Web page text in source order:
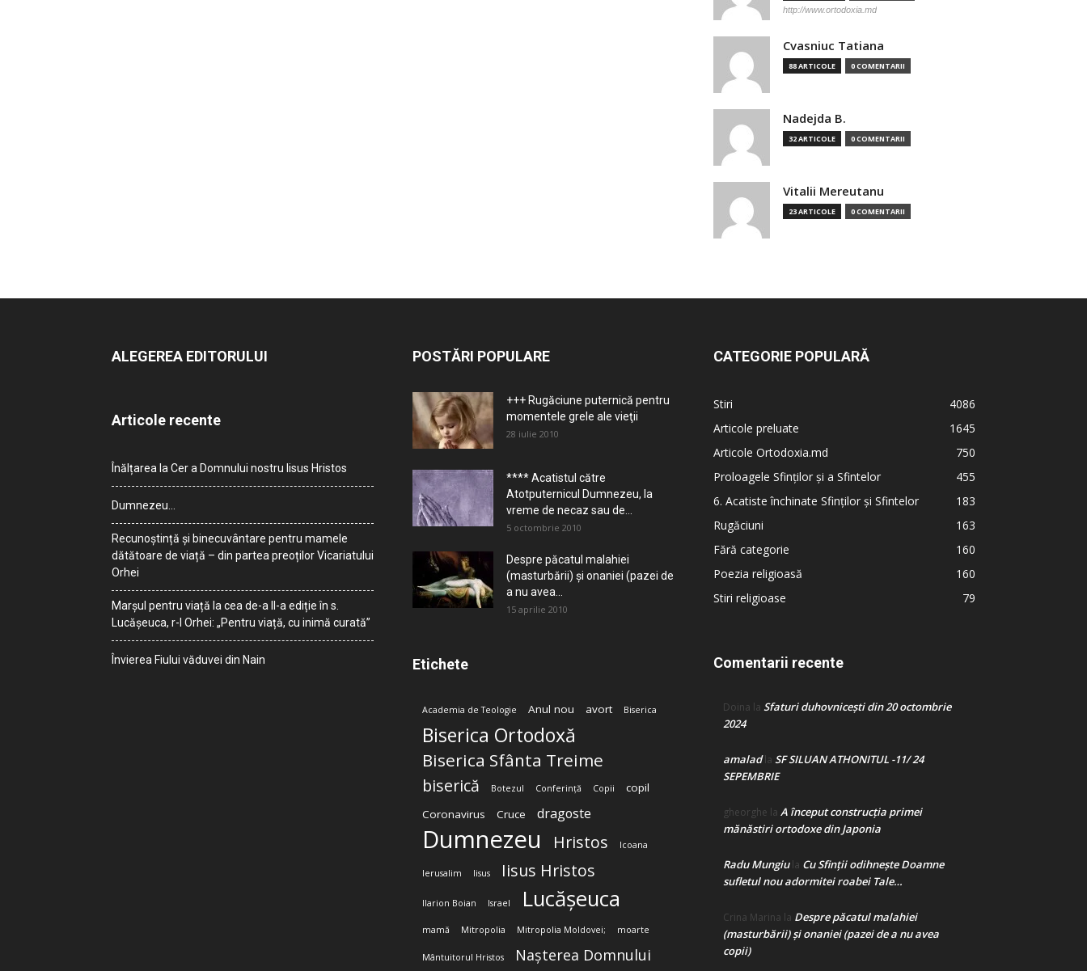
http://www.ortodoxia.md
Cvasniuc Tatiana
88 ARTICOLE 0 COMENTARII
Nadejda B.
32 ARTICOLE 0 COMENTARII
Vitalii Mereutanu
23 ARTICOLE 0 COMENTARII
ALEGEREA EDITORULUI
Articole recente
Înălțarea la Cer a Domnului nostru Iisus Hristos
Dumnezeu…
Recunoștință și binecuvântare pentru mamele
dătătoare de viață – din partea preoților Vicariatului
Orhei
Marșul pentru viață la cea de-a II-a ediție în s.
Lucășeuca, r-l Orhei: „Pentru viață, cu inimă curată”
Învierea Fiului văduvei din Nain
POSTĂRI POPULARE
+++ Rugăciune puternică pentru
momentele grele ale vieţii
28 iulie 2010
**** Acatistul către
Atotputernicul Dumnezeu, la
vreme de necaz sau de...
5 octombrie 2010
Despre păcatul malahiei
(masturbării) şi onaniei (pazei de
a nu avea...
15 aprilie 2010
Etichete
Academia de Teologie Anul nou avort Biserica
Biserica Ortodoxă
Biserica Sfânta Treime
biserică Botezul Conferință Copii
copil
Coronavirus
Cruce dragoste
Dumnezeu Hristos Icoana
Ierusalim Iisus Iisus Hristos
Ilarion Boian Israel Lucășeuca
mamă Mitropolia Mitropolia Moldovei; moarte
Mântuitorul Hristos Nașterea Domnului
CATEGORIE POPULARĂ
Stiri
4086
Articole preluate
1645
Articole Ortodoxia.md
750
Proloagele Sfinților și a Sfintelor
455
6. Acatiste închinate Sfinților și Sfintelor
183
Rugăciuni
163
Fără categorie
160
Poezia religioasă
160
Stiri religioase
79
Comentarii recente
Doina la Sfaturi duhovnicești din 20 octombrie
2024
amaladla SF SILUAN ATHONITUL -11/ 24
SEPEMBRIE
gheorghe la A început construcţia primei
mănăstiri ortodoxe din Japonia
Radu Mungiula Cu Sfinții odihnește Doamne
sufletul nou adormitei roabei Tale…
Crina Marina la Despre păcatul malahiei
(masturbării) şi onaniei (pazei de a nu avea
copii)